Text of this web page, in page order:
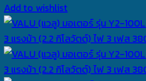
Add to wishlist